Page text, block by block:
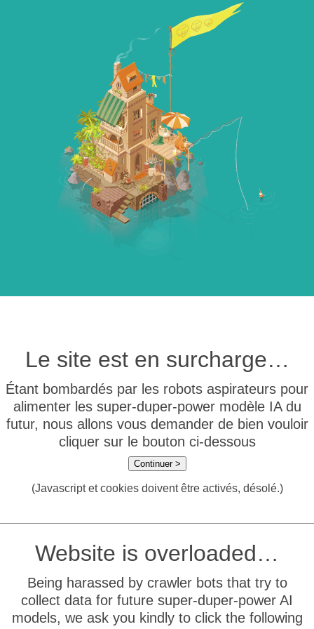
Le site est en surcharge…
Étant bombardés par les robots aspirateurs pour
alimenter les super-duper-power modèle IA du
futur, nous allons vous demander de bien vouloir
cliquer sur le bouton ci-dessous
Continuer >
(Javascript et cookies doivent être activés, désolé.)
Website is overloaded…
Being harassed by crawler bots that try to
collect data for future super-duper-power AI
models, we ask you kindly to click the following